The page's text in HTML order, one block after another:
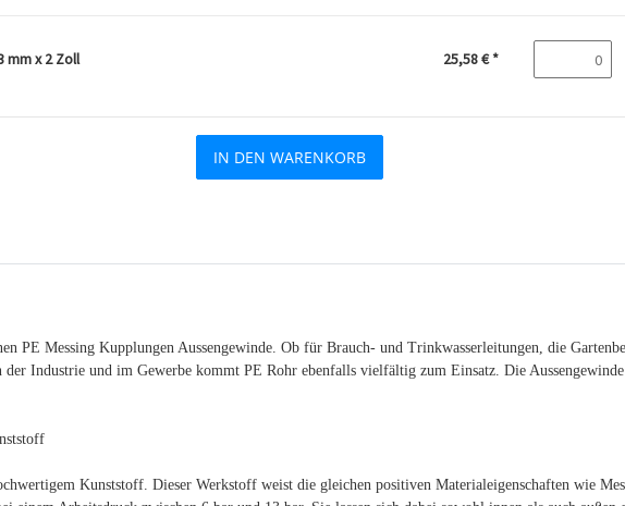
mm x 2 Zoll 25,58 €*
IN DEN WARENKORB
PE Messing Kupplungen Aussengewinde. Ob für Brauch- und Trinkwasserleitungen, die
Industrie und im Gewerbe kommt PE Rohr ebenfalls vielfältig zum Einsatz. Die
Kunststoff. Dieser Werkstoff weist die gleichen positiven Materialeigenschaften wie